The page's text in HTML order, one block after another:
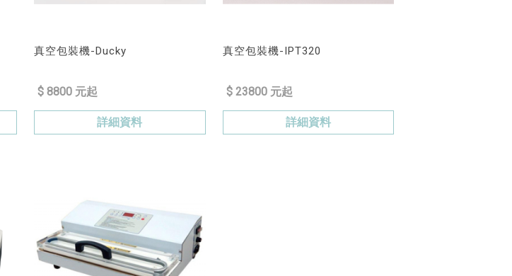
真空包裝機-Ducky
$ 8800 元起
詳細資料
真空包裝機-IPT320
$ 23800 元起
詳細資料